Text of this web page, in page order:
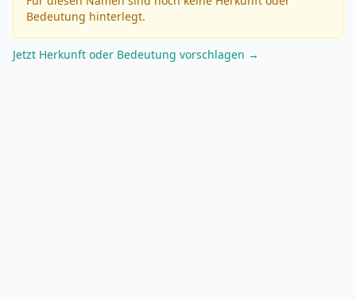
Bedeutung hinterlegt.
Jetzt Herkunft oder Bedeutung vorschlagen →